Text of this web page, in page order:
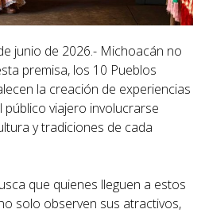
junio de 2026.- Michoacán no
premisa, los 10 Pueblos
la creación de experiencias
viajero involucrarse
y tradiciones de cada
que quienes lleguen a estos
solo observen sus atractivos,